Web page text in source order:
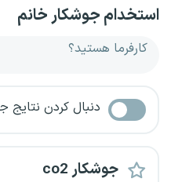
استخدام جوشکار خانم
کارفرما هستید؟
دنبال کردن
جوشکار co2